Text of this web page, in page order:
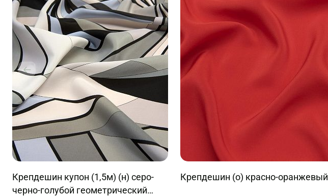
Крепдешин купон (1,5м) (н) серо-
черно-голубой геометрический
Крепдешин (о) красно-оранжевый